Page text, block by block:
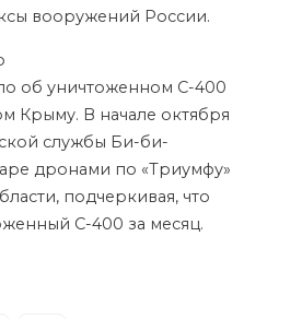
вооружений России.
об уничтоженном С-400
Крыму. В начале октября
службы Би-би-
дронами по «Триумфу»
подчеркивая, что
С-400 за месяц.